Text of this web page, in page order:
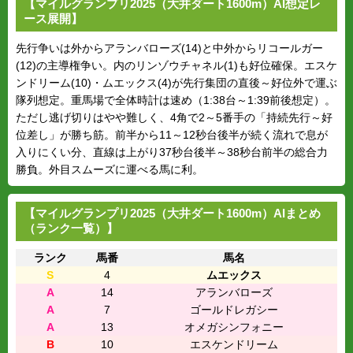
【マイルグランプリ2025（大井ダート1600m）AI想定レ
ース展開】
先行争いは外からアランバローズ(14)と中外からリコールガー
(12)の主導権争い。内のリンゾウチャネル(1)も好位確保。エスケ
ンドリーム(10)・ムエックス(4)が先行集団の直後～好位外で運ぶ
隊列想定。重馬場で全体時計は速め（1:38台～1:39前後想定）。
ただし逃げ切りはやや難しく、4角で2～5番手の「持続先行～好
位差し」が勝ち筋。前半から11～12秒台後半が続く流れで息が
入りにくい分、直線は上がり37秒台後半～38秒台前半の総合力
勝負。外目スムーズに運べる馬に利。
【マイルグランプリ2025（大井ダート1600m）AIまとめ
（ランク一覧）】
ランク 馬番
馬名
S
4
ムエックス
A
14
アランバローズ
A
7
ゴールドレガシー
A
13
オメガシンフォニー
B
10
エスケンドリーム